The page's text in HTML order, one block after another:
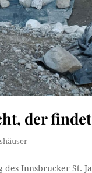
der
Innsbrucker St.